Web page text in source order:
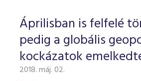
Áprilisban is felfelé
pedig a globális
kockázatok
2018. máj. 02.